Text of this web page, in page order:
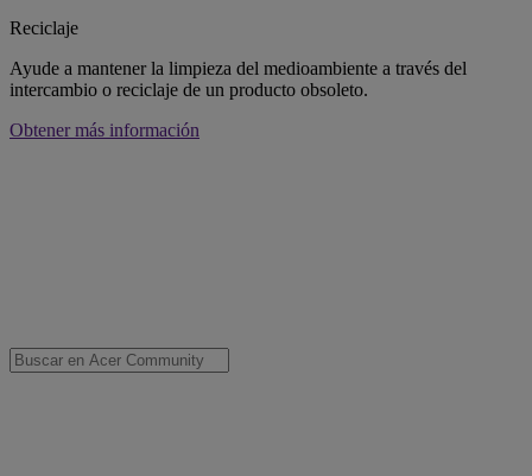
Reciclaje
Ayude a mantener la limpieza del medioambiente a través del
intercambio o reciclaje de un producto obsoleto.
Obtener más información